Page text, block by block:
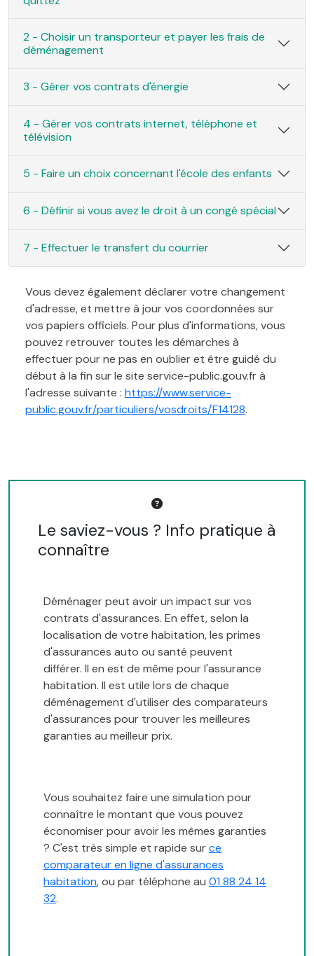
2 - Choisir un transporteur et payer les frais de
déménagement
3 - Gérer vos contrats d'énergie
4 - Gérer vos contrats internet, téléphone et
télévision
5 - Faire un choix concernant l'école des enfants
6 - Définir si vous avez le droit à un congé spécial
7 - Effectuer le transfert du courrier
Vous devez également déclarer votre changement
d'adresse, et mettre à jour vos coordonnées sur
vos papiers officiels. Pour plus d'informations, vous
pouvez retrouver toutes les démarches à
effectuer pour ne pas en oublier et être guidé du
début à la fin sur le site service-public.gouv.fr à
l'adresse suivante : https://www.service-
public.gouv.fr/particuliers/vosdroits/F14128.
Le saviez-vous ? Info pratique à
connaître
Déménager peut avoir un impact sur vos
contrats d'assurances. En effet, selon la
localisation de votre habitation, les primes
d'assurances auto ou santé peuvent
différer. Il en est de même pour l'assurance
habitation. Il est utile lors de chaque
déménagement d'utiliser des comparateurs
d'assurances pour trouver les meilleures
garanties au meilleur prix.
Vous souhaitez faire une simulation pour
connaître le montant que vous pouvez
économiser pour avoir les mêmes garanties
? C'est très simple et rapide surce
comparateur en ligne d'assurances
habitation, ou par téléphone au 01 88 24 14
32.